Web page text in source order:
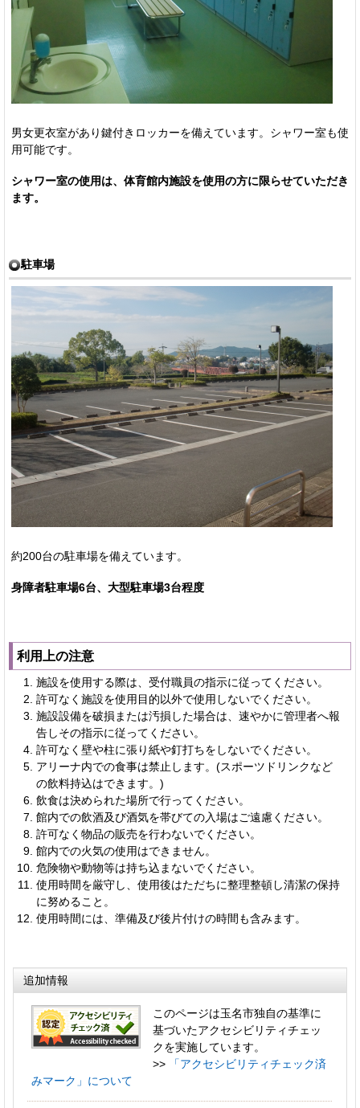
男女更衣室があり鍵付きロッカーを備えています。シャワー室も使
用可能です。
シャワー室の使用は、体育館内施設を使用の方に限らせていただき
ます。
駐車場
約200台の駐車場を備えています。
身障者駐車場6台、大型駐車場3台程度
利用上の注意
施設を使用する際は、受付職員の指示に従ってください。
許可なく施設を使用目的以外で使用しないでください。
施設設備を破損または汚損した場合は、速やかに管理者へ報
告しその指示に従ってください。
許可なく壁や柱に張り紙や釘打ちをしないでください。
アリーナ内での食事は禁止します。(スポーツドリンクなど
の飲料持込はできます。)
飲食は決められた場所で行ってください。
館内での飲酒及び酒気を帯びての入場はご遠慮ください。
許可なく物品の販売を行わないでください。
館内での火気の使用はできません。
危険物や動物等は持ち込まないでください。
使用時間を厳守し、使用後はただちに整理整頓し清潔の保持
に努めること。
使用時間には、準備及び後片付けの時間も含みます。
追加情報
このページは玉名市独自の基準に
基づいたアクセシビリティチェッ
クを実施しています。
>>
「アクセシビリティチェック済
みマーク」について